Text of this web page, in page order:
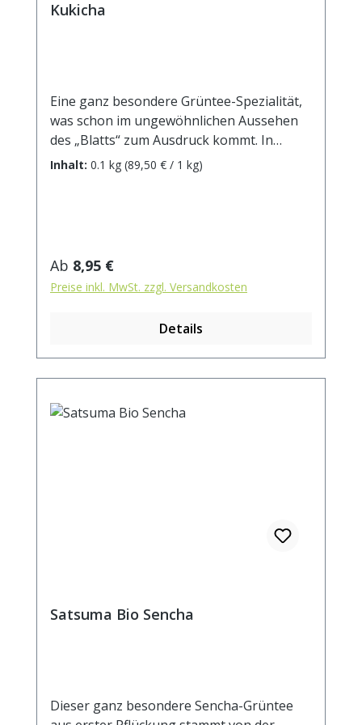
Kukicha
Eine ganz besondere Grüntee-Spezialität,
was schon im ungewöhnlichen Aussehen
des „Blatts“ zum Ausdruck kommt. In
einem aufwendigen Verfahren werden die
harmoniert mit seiner feinherben
Würzigkeit. Zubereitung: ca. 6g Tee mit 1L
Wasser auf 70° abgekühlt, aufgiessen.
Inhalt: 0.1 kg (89,50 € / 1 kg)
Regulärer Preis:
Ab 8,95 €
Preise inkl. MwSt. zzgl. Versandkosten
Details
Satsuma Bio Sencha
Dieser ganz besondere Sencha-Grüntee